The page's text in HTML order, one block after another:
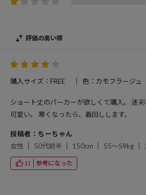
評価の高い順
購入サイズ：FREE 色：カモフラージュ
ショート丈のパーカーが欲しくて購入。 迷彩
可愛い。 寒くなったら、着回しします。
投稿者：ちーちゃん
女性
50代前半 150cm 55～59kg
11 参考になった